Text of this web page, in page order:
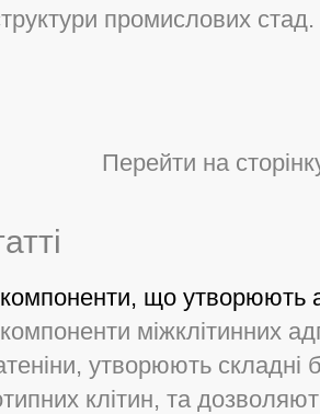
промислових стад.
Перейти на
що утворюють
міжклітинних
утворюють складні
клітин, та